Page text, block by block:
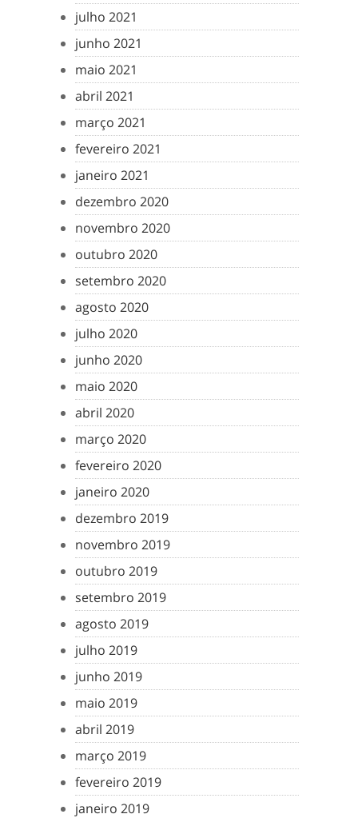
julho 2021
junho 2021
maio 2021
abril 2021
março 2021
fevereiro 2021
janeiro 2021
dezembro 2020
novembro 2020
outubro 2020
setembro 2020
agosto 2020
julho 2020
junho 2020
maio 2020
abril 2020
março 2020
fevereiro 2020
janeiro 2020
dezembro 2019
novembro 2019
outubro 2019
setembro 2019
agosto 2019
julho 2019
junho 2019
maio 2019
abril 2019
março 2019
fevereiro 2019
janeiro 2019